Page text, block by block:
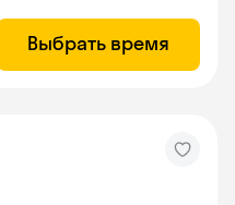
Выбрать время